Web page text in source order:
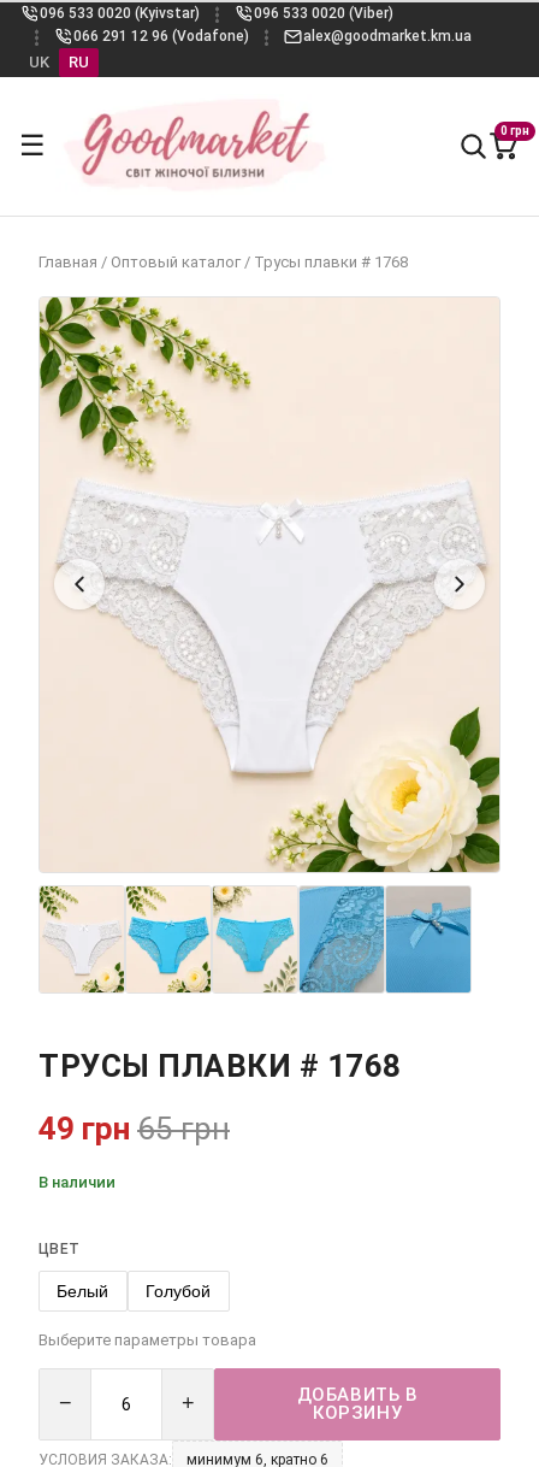
096 533 0020 (Kyivstar)
096 533 0020 (Viber)
066 291 12 96 (Vodafone)
alex@goodmarket.km.ua
UK RU
☰ 0 грн
Главная / Оптовый каталог / Трусы плавки # 1768
ТРУСЫ ПЛАВКИ # 1768
49 грн 65 грн
В наличии
ЦВЕТ
Белый Голубой
Выберите параметры товара
− +
ДОБАВИТЬ В
КОРЗИНУ
УСЛОВИЯ ЗАКАЗА: минимум 6, кратно 6